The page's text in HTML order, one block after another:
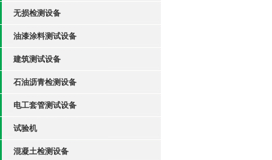
无损检测设备
油漆涂料测试设备
建筑测试设备
石油沥青检测设备
电工套管测试设备
试验机
混凝土检测设备